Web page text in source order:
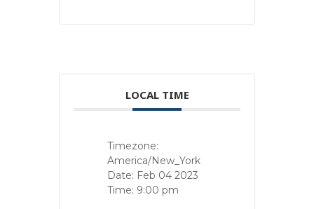
LOCAL TIME
Timezone:
America/New_York
Date: Feb 04 2023
Time: 9:00 pm